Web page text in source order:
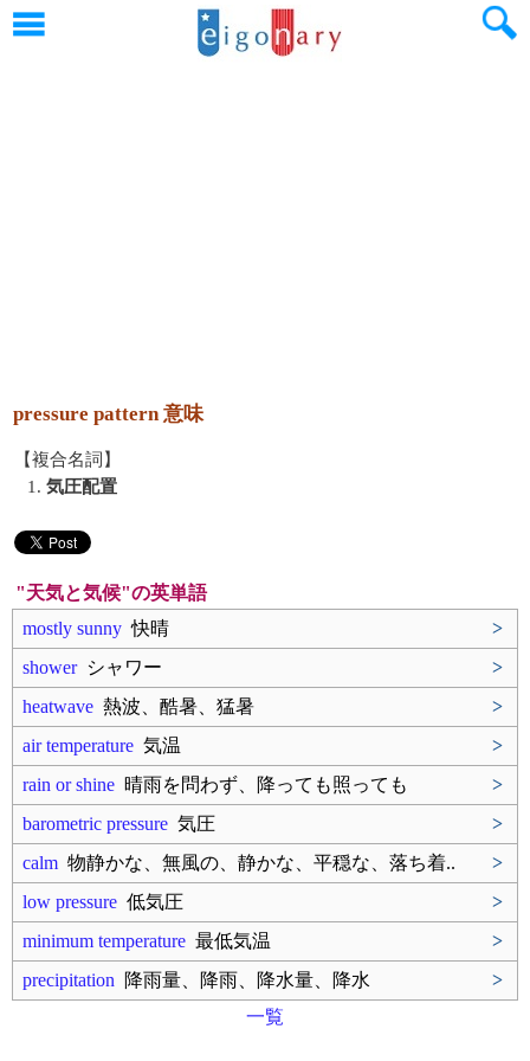
pressure pattern 意味
【複合名詞】
1. 気圧配置
"天気と気候"の英単語
mostly sunny 快晴
>
showerシャワー
>
heatwave 熱波、酷暑、猛暑
>
air temperature 気温
>
rain or shine 晴雨を問わず、降っても照っても
>
barometric pressure 気圧
>
calm 物静かな、無風の、静かな、平穏な、落ち着..
>
low pressure 低気圧
>
minimum temperature 最低気温
>
precipitation 降雨量、降雨、降水量、降水
>
一覧